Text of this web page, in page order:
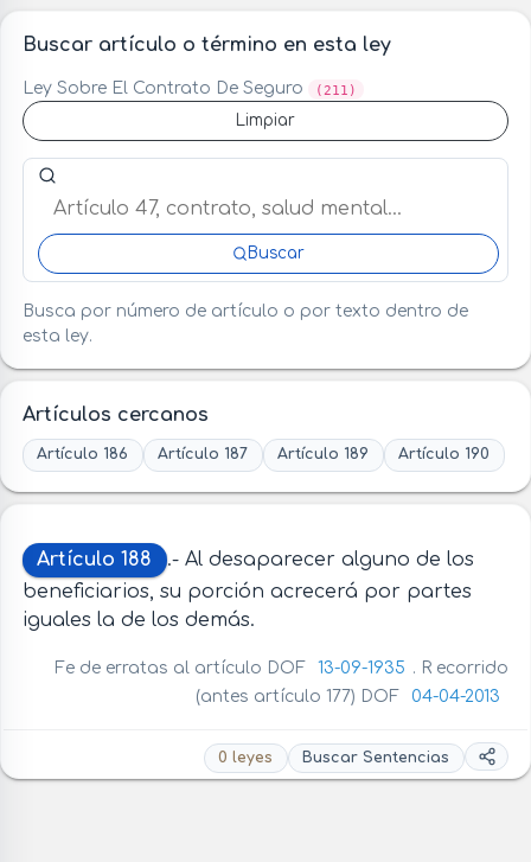
Buscar artículo o término en esta ley
Ley Sobre El Contrato De Seguro (211)
Limpiar
Buscar artículo o término en esta ley
Buscar
Busca por número de artículo o por texto dentro de
esta ley.
Artículos cercanos
Artículo 186 Artículo 187 Artículo 189 Artículo 190
Artículo 188
.- Al desaparecer alguno de los
beneficiarios, su porción acrecerá por partes
iguales la de los demás.
Fe de erratas al artículo DOF 13-09-1935 . R ecorrido
(antes artículo 177) DOF
04-04-2013
0 leyes Buscar Sentencias